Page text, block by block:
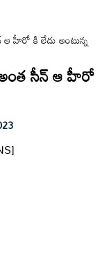
ఆ హీరో కి లేదు అంటున్న
అంత సీన్ ఆ హీరో